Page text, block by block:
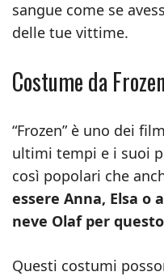
sangue come se
delle tue vittime.
Costume da
“Frozen” è uno dei
ultimi tempi e i suoi
così popolari che
essere Anna, Elsa o
neve Olaf per
Questi costumi